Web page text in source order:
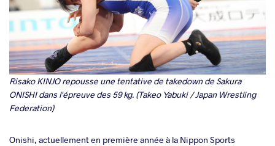
Risako KINJO repousse une tentative de takedown de Sakura
ONISHI dans l'épreuve des 59 kg. (Takeo Yabuki / Japan Wrestling
Federation)
Onishi, actuellement en première année à la Nippon Sports